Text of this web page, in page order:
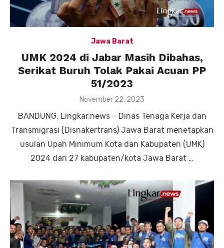
Jawa Barat
UMK 2024 di Jabar Masih Dibahas,
Serikat Buruh Tolak Pakai Acuan PP
51/2023
Posted
November 22, 2023
BANDUNG, Lingkar.news – Dinas Tenaga Kerja dan
Transmigrasi (Disnakertrans) Jawa Barat menetapkan
usulan Upah Minimum Kota dan Kabupaten (UMK)
2024 dari 27 kabupaten/kota Jawa Barat …